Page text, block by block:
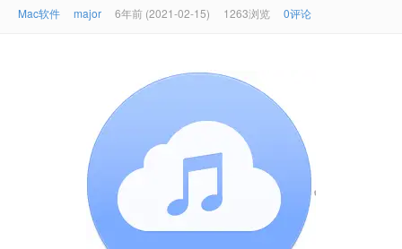
Mac软件 major 6年前 (2021-02-15) 1263浏览 0评论